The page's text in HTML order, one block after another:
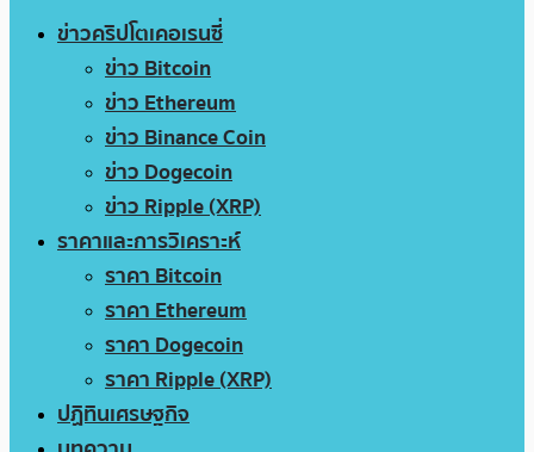
ข่าวคริปโตเคอเรนซี่
ข่าว Bitcoin
ข่าว Ethereum
ข่าว Binance Coin
ข่าว Dogecoin
ข่าว Ripple (XRP)
ราคาและการวิเคราะห์
ราคา Bitcoin
ราคา Ethereum
ราคา Dogecoin
ราคา Ripple (XRP)
ปฏิทินเศรษฐกิจ